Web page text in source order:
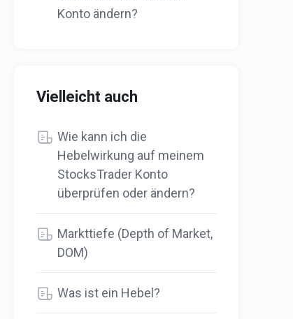
Konto ändern?
Vielleicht auch
Wie kann ich die
Hebelwirkung auf meinem
StocksTrader Konto
überprüfen oder ändern?
Markttiefe (Depth of Market,
DOM)
Was ist ein Hebel?